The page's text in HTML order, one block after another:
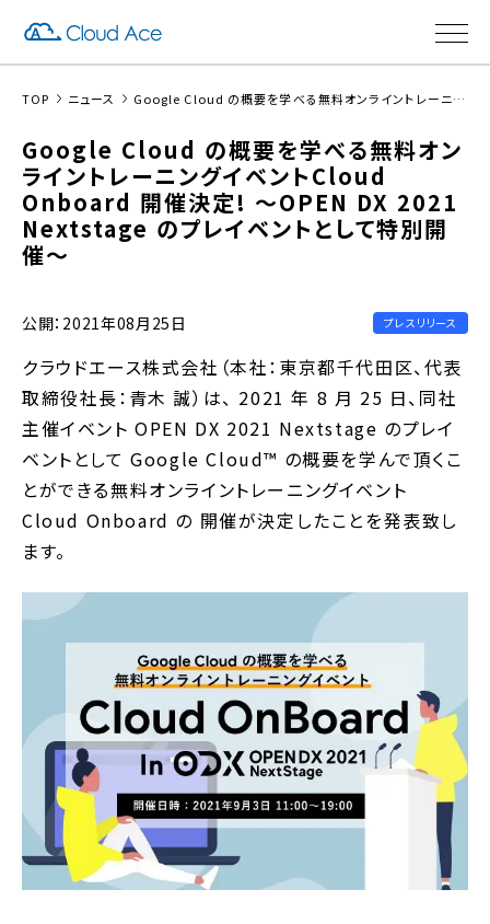
TOP ニュース Google Cloud の概要を学べる無料オンライントレーニングイベントCloud Onboard 開催決定! 〜OPEN DX 2021 Nextstage のプレイベントとして特別開催〜
Google Cloud の概要を学べる無料オン
ライントレーニングイベントCloud
Onboard 開催決定! 〜OPEN DX 2021
Nextstage のプレイベントとして特別開
催〜
公開：2021年08月25日 プレスリリース
クラウドエース株式会社（本社：東京都千代田区、代表
取締役社長：青木 誠）は、 2021 年 8 月 25 日、同社
主催イベント OPEN DX 2021 Nextstage のプレイ
ベントとして Google Cloud™ の概要を学んで頂くこ
とができる無料オンライントレーニングイベント
Cloud Onboard の 開催が決定したことを発表致し
ます。